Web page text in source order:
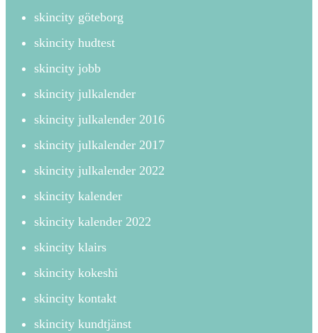
skincity göteborg
skincity hudtest
skincity jobb
skincity julkalender
skincity julkalender 2016
skincity julkalender 2017
skincity julkalender 2022
skincity kalender
skincity kalender 2022
skincity klairs
skincity kokeshi
skincity kontakt
skincity kundtjänst